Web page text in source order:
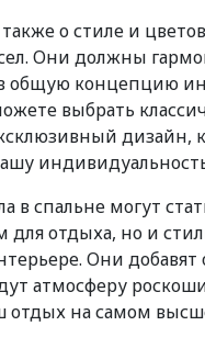
о стиле и
Они должны
общую концепцию
выбрать
дизайн,
в спальне могут
для отдыха, но и
Они добавят
атмосферу
отдых на самом